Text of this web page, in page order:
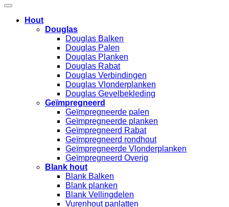
Hout
Douglas
Douglas Balken
Douglas Palen
Douglas Planken
Douglas Rabat
Douglas Verbindingen
Douglas Vlonderplanken
Douglas Gevelbekleding
Geïmpregneerd
Geïmpregneerde palen
Geïmpregneerde planken
Geïmpregneerd Rabat
Geïmpregneerd rondhout
Geïmpregneerde Vlonderplanken
Geïmpregneerd Overig
Blank hout
Blank Balken
Blank planken
Blank Vellingdelen
Vurenhout panlatten